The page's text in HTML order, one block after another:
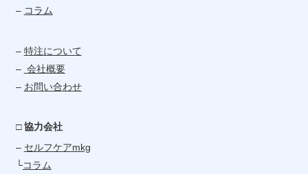
– コラム
– 特注について
– 会社概要
– お問い合わせ
□ 協力会社
– セルフケアmkg
└コラム